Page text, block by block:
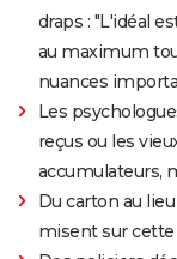
draps : "L'idéal
au maximum
nuances
Les
reçus ou les
accumulateurs,
Du carton au
misent sur